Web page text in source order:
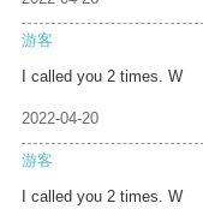
游客
I called you 2 times. W
2022-04-20
游客
I called you 2 times. W